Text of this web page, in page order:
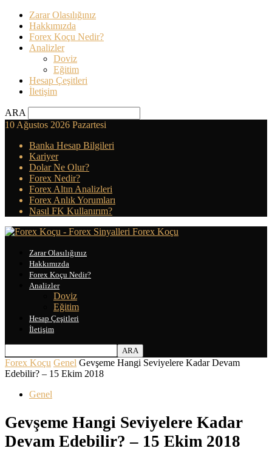
Zarar Olasılığınız
Hakkımızda
Forex Koçu Nedir?
Analizler
Doviz
Eğitim
Hesap Çeşitleri
İletişim
ARA
10 Ağustos 2026 Pazartesi
Banka Hesap Bilgileri
Kariyer
Dolar Ne Olur?
Forex Nedir?
Forex Altın Analizleri
Forex Anlık Yorumları
Nasıl FK Kullanırım?
Forex Koçu
Zarar Olasılığınız
Hakkımızda
Forex Koçu Nedir?
Analizler
Doviz
Eğitim
Hesap Çeşitleri
İletişim
Forex Koçu Genel Gevşeme Hangi Seviyelere Kadar Devam
Edebilir? – 15 Ekim 2018
Genel
Gevşeme Hangi Seviyelere Kadar
Devam Edebilir? – 15 Ekim 2018